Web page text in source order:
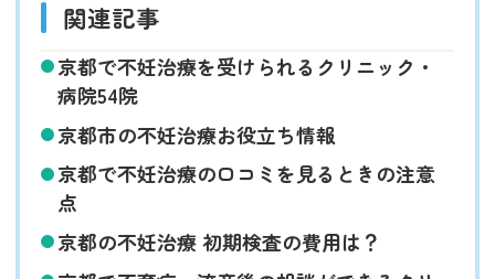
関連記事
京都で不妊治療を受けられるクリニック・
病院54院
京都市の不妊治療お役立ち情報
京都で不妊治療の口コミを見るときの注意
点
京都の不妊治療 初期検査の費用は？